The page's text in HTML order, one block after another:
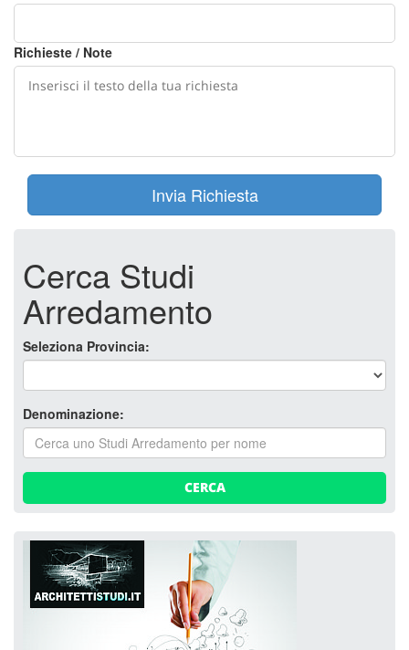
Richieste / Note
Invia Richiesta
Cerca Studi
Arredamento
Seleziona Provincia:
Denominazione:
CERCA